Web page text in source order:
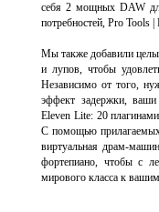
себя 2 мощных DAW
потребностей, Pro
Мы также добавили
и лупов, чтобы
Независимо от того,
эффект задержки,
Eleven Lite: 20
С помощью
виртуальная драм-
фортепиано, чтобы с
мирового класса к